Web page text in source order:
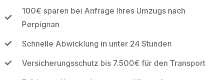
100€ sparen bei Anfrage Ihres Umzugs nach
Perpignan
Schnelle Abwicklung in unter 24 Stunden
Versicherungsschutz bis 7.500€ für den Transport